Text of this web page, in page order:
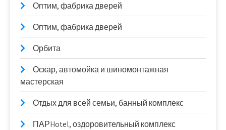
Оптим, фабрика дверей
Оптим, фабрика дверей
Орбита
Оскар, автомойка и шиномонтажная
мастерская
Отдых для всей семьи, банный комплекс
ПАРHotel, оздоровительный комплекс